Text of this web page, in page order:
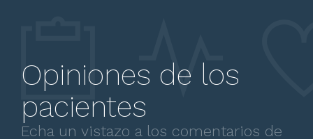
Opiniones de los
pacientes
Echa un vistazo a los comentarios de